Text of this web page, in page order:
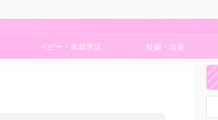
ベビー・未就学児 妊娠・出産